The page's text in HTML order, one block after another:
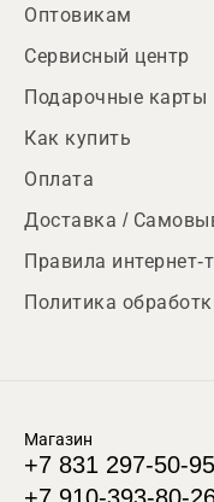
Оптовикам
Сервисный центр
Подарочные карты
Как купить
Оплата
Доставка /
Правила интернет-
Политика
Магазин
+7 831 297-50-95